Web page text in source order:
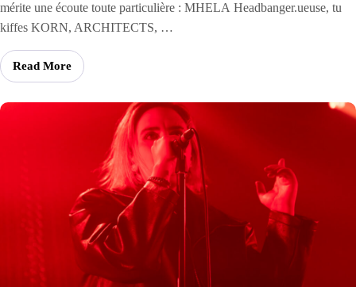
mérite une écoute toute particulière : MHELA Headbanger.ueuse, tu
kiffes KORN, ARCHITECTS, …
Read More